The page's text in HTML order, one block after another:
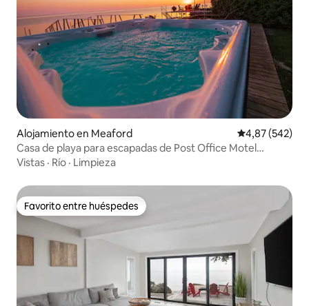
Alojamiento en Meaford Calificación
4,87 (542)
Casa de playa para escapadas de Post Office Motel
*JACUZZI
Vistas · Río · Limpieza
Favorito entre huéspedes
Favorito entre huéspedes